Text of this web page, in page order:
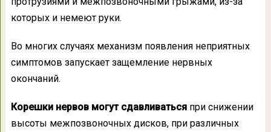
которых и немеют руки.
Во многих случаях механизм появления неприятных
симптомов запускает защемление нервных
окончаний.
Корешки нервов могут сдавливаться при снижении
высоты межпозвоночных дисков, при различных